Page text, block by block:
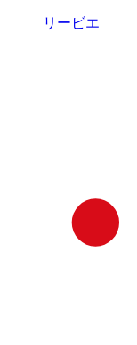
リービエ